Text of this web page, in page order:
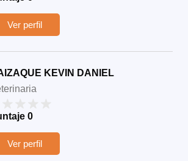
Ver perfil
KEVIN DANIEL
0
Ver perfil